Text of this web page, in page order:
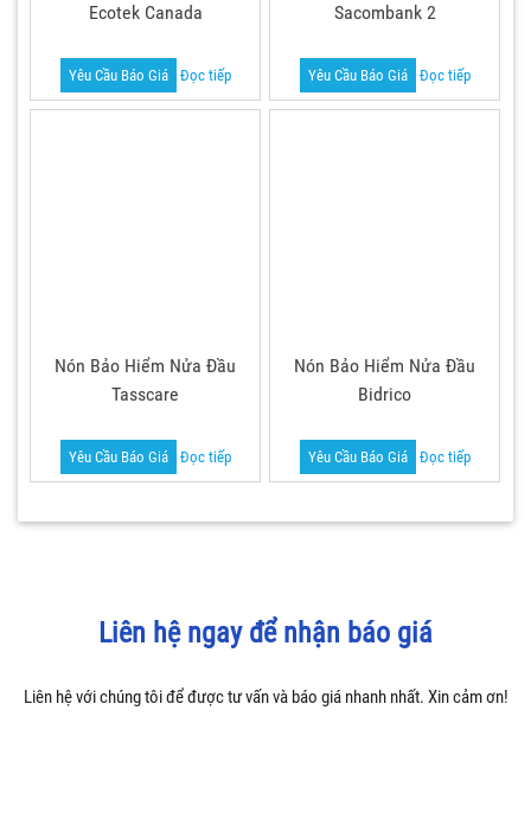
Ecotek Canada
Yêu Cầu Báo Giá Đọc tiếp
Sacombank 2
Yêu Cầu Báo Giá Đọc tiếp
Nón Bảo Hiểm Nửa Đầu
Tasscare
Yêu Cầu Báo Giá Đọc tiếp
Nón Bảo Hiểm Nửa Đầu
Bidrico
Yêu Cầu Báo Giá Đọc tiếp
Liên hệ ngay để nhận báo giá
Liên hệ với chúng tôi để được tư vấn và báo giá nhanh nhất. Xin cảm ơn!